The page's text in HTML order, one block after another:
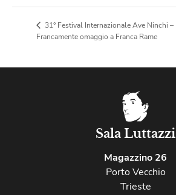
31° Festival Internazionale Ave Ninchi –
Francamente omaggio a Franca Rame
Sala Luttazzi
Magazzino 26
Porto Vecchio
Trieste